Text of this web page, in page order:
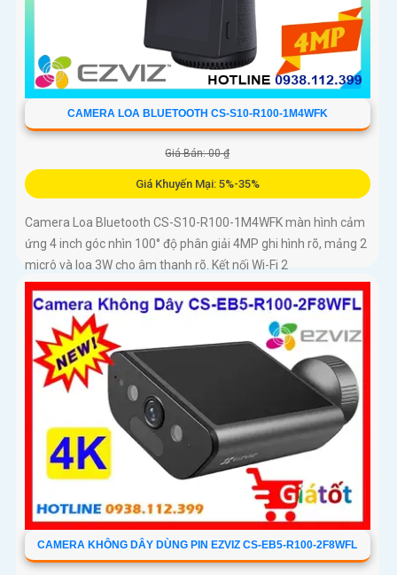
CAMERA LOA BLUETOOTH CS-S10-R100-1M4WFK
Giá Bán: 00 ₫
Giá Khuyến Mại: 5%-35%
Camera Loa Bluetooth CS-S10-R100-1M4WFK màn hình cảm
ứng 4 inch góc nhìn 100° độ phân giải 4MP ghi hình rõ, mảng 2
micrô và loa 3W cho âm thanh rõ. Kết nối Wi-Fi 2
CAMERA KHÔNG DÂY DÙNG PIN EZVIZ CS-EB5-R100-2F8WFL